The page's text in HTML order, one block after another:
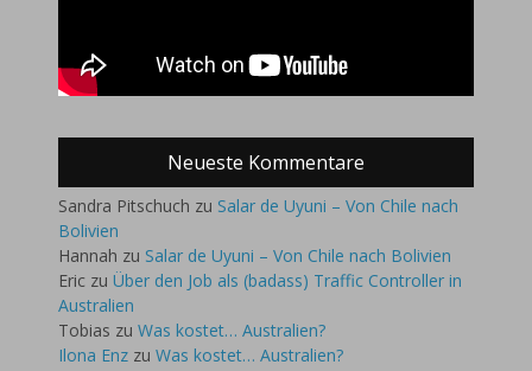
Neueste Kommentare
Sandra Pitschuch zu Salar de Uyuni – Von Chile nach
Bolivien
Hannah zu Salar de Uyuni – Von Chile nach Bolivien
Eric zu Über den Job als (badass) Traffic Controller in
Australien
Tobias zu Was kostet… Australien?
Ilona Enz zu Was kostet… Australien?